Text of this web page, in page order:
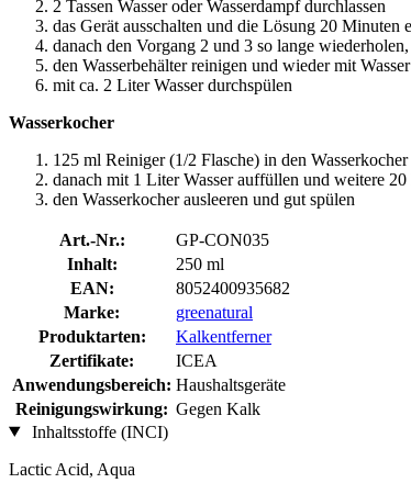
2 Tassen Wasser oder Wasserdampf durchlassen
das Gerät ausschalten und die Lösung 20 Minuten
danach den Vorgang 2 und 3 so lange
den Wasserbehälter reinigen und wieder mit
mit ca. 2 Liter Wasser durchspülen
Wasserkocher
125 ml Reiniger (1/2 Flasche) in den
danach mit 1 Liter Wasser auffüllen und weitere
den Wasserkocher ausleeren und gut spülen
Art.-Nr.:
GP-CON035
Inhalt:
250 ml
EAN:
8052400935682
Marke:
greenatural
Produktarten:
Kalkentferner
Zertifikate:
ICEA
Anwendungsbereich: Haushaltsgeräte
Reinigungswirkung: Gegen Kalk
Inhaltsstoffe (INCI)
Lactic Acid, Aqua